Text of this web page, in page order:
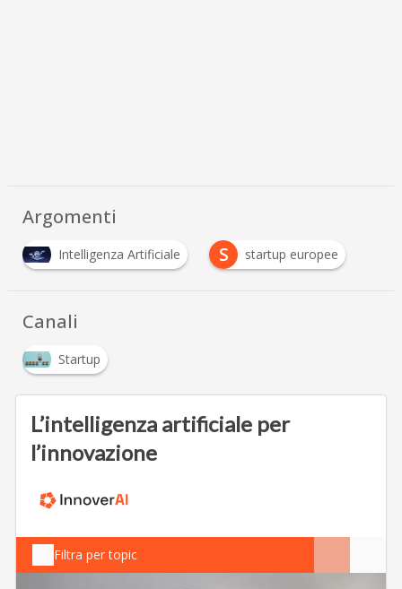
Argomenti
Intelligenza Artificiale S startup europee
Canali
Startup
L’intelligenza artificiale per
l’innovazione
Filtra per topic